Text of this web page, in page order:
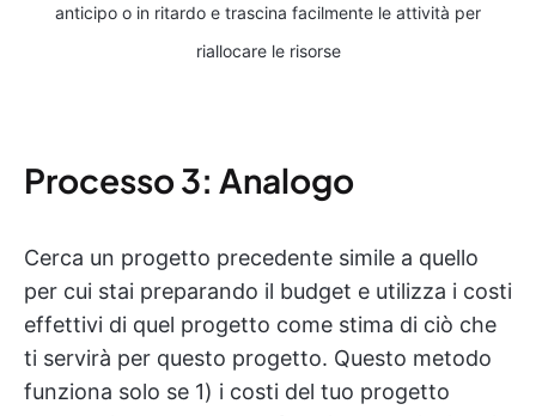
anticipo o in ritardo e trascina facilmente le attività per
riallocare le risorse
Processo 3: Analogo
Cerca un progetto precedente simile a quello
per cui stai preparando il budget e utilizza i costi
effettivi di quel progetto come stima di ciò che
ti servirà per questo progetto. Questo metodo
funziona solo se 1) i costi del tuo progetto